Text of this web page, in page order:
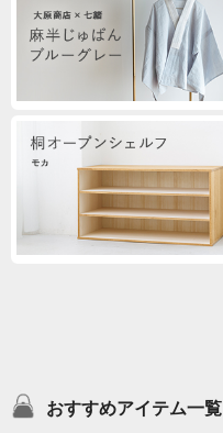
おすすめアイテム一覧